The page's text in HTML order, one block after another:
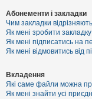
Абонементи і закладки
Чим закладки
Як мені зробити
Як мені підписатись на
Як мені відмовитись від
Вкладення
Які саме файли можна
Як мені знайти усі